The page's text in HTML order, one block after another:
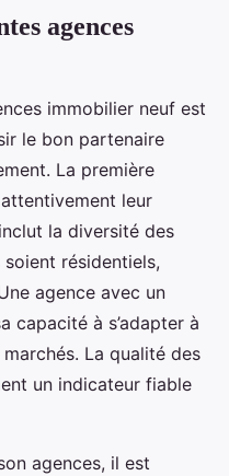
agences
immobilier neuf est
le bon partenaire
La première
leur
la diversité des
soient résidentiels,
agence avec un
capacité à s’adapter à
La qualité des
un indicateur fiable
agences, il est